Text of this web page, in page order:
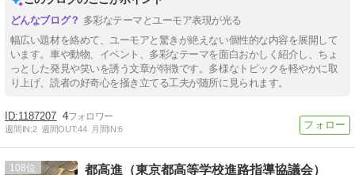
多彩なテーマとユーモア表現が光る
幅広い題材を絡めて、ユーモアと驚きが絶えない個性的な内容を展開して
います。車や動物、イベント、多彩なテーマを面白おかしく紹介し、ちょ
っとした発見や笑いを誘う文章が特徴です。多様なトピックを軽やかに取
り上げ、読者の好奇心を掻き立てる工夫が随所に見られます。
1187207 4
週間IN:2 週間OUT:44 月間IN:6
108 都高進（東京都高等学校進路指導協議会）